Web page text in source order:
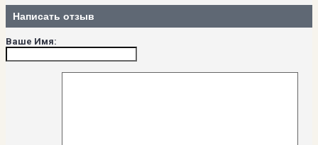
Написать отзыв
Ваше Имя: